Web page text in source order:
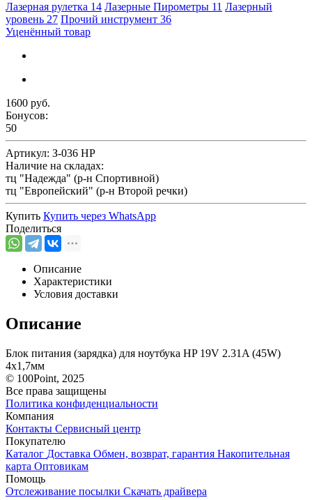
Лазерная рулетка 14 Лазерные Пирометры 11 Лазерный
уровень 27 Прочий инструмент 36
Уценённый товар
1600 руб.
Бонусов:
50
Артикул: З-036 HP
Наличие на складах:
тц "Надежда" (р-н Спортивной)
тц "Европейский" (р-н Второй речки)
Купить Купить через WhatsApp
Поделиться
Описание
Характеристики
Условия доставки
Описание
Блок питания (зарядка) для ноутбука HP 19V 2.31A (45W)
4x1,7мм
© 100Point, 2025
Все права защищены
Политика конфиденциальности
Компания
Контакты Сервисный центр
Покупателю
Каталог Доставка Обмен, возврат, гарантия Накопительная
карта Оптовикам
Помощь
Отслеживание посылки Скачать драйвера